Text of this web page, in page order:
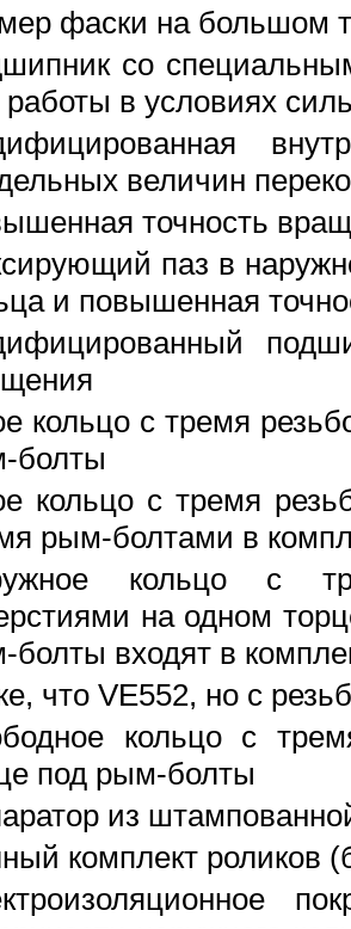
фаски на большом
со
в условиях
величин
точность
паз в
и повышенная
кольцо с тремя
болты
кольцо с тремя
рым-болтами в
кольцо с
на одном
болты входят в
что VE552, но с
кольцо с
под рым-болты
из
комплект роликов